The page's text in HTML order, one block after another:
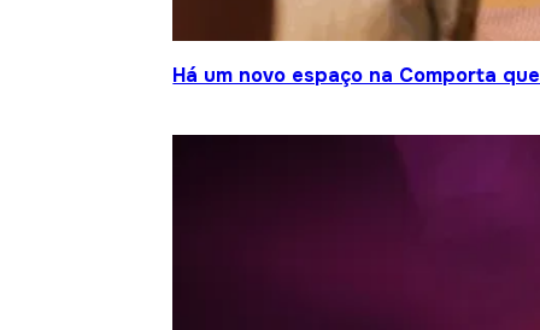
Há um novo espaço na Comporta